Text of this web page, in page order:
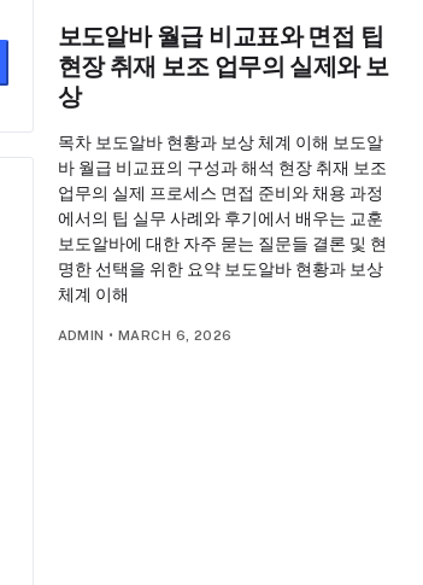
보도알바 월급 비교표와 면접 팁
현장 취재 보조 업무의 실제와 보
상
목차 보도알바 현황과 보상 체계 이해 보도알
바 월급 비교표의 구성과 해석 현장 취재 보조
업무의 실제 프로세스 면접 준비와 채용 과정
에서의 팁 실무 사례와 후기에서 배우는 교훈
보도알바에 대한 자주 묻는 질문들 결론 및 현
명한 선택을 위한 요약 보도알바 현황과 보상
체계 이해
ADMIN • MARCH 6, 2026